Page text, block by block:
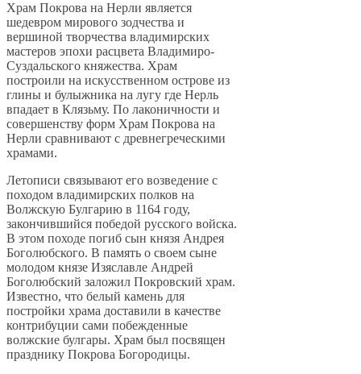
Храм Покрова на Нерли является
шедевром мирового зодчества и
вершиной творчества владимирских
мастеров эпохи расцвета Владимиро-
Суздальского княжества. Храм
построили на искусственном острове из
глины и булыжника на лугу где Нерль
впадает в Клязьму. По лаконичности и
совершенству форм Храм Покрова на
Нерли сравнивают с древнегреческими
храмами.
Летописи связывают его возведение с
походом владимирских полков на
Волжскую Булгарию в 1164 году,
закончившийся победой русского войска.
В этом походе погиб сын князя Андрея
Боголюбского. В память о своем сыне
молодом князе Изяславле Андрей
Боголюбский заложил Покровский храм.
Известно, что белый камень для
постройки храма доставили в качестве
контрибуции сами побежденные
волжские булгары. Храм был посвящен
празднику Покрова Богородицы.